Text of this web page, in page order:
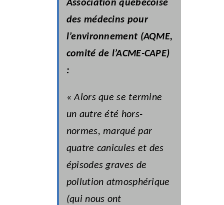
Association québécoise
des médecins pour
l’environnement (AQME,
comité de l’ACME-CAPE)
:
« Alors que se termine
un autre été hors-
normes, marqué par
quatre canicules et des
épisodes graves de
pollution atmosphérique
(qui nous ont